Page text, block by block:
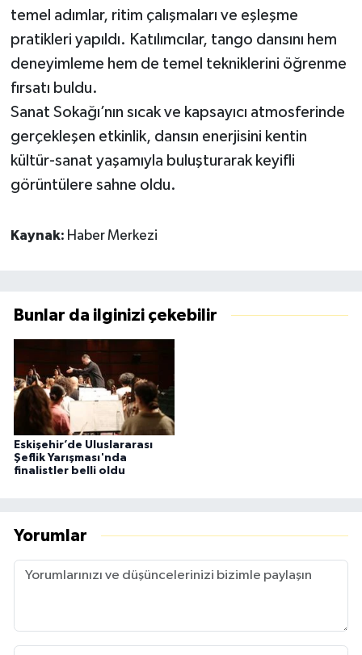
temel adımlar, ritim çalışmaları ve eşleşme
pratikleri yapıldı. Katılımcılar, tango dansını hem
deneyimleme hem de temel tekniklerini öğrenme
fırsatı buldu.
Sanat Sokağı’nın sıcak ve kapsayıcı atmosferinde
gerçekleşen etkinlik, dansın enerjisini kentin
kültür-sanat yaşamıyla buluşturarak keyifli
görüntülere sahne oldu.
Kaynak: Haber Merkezi
Bunlar da ilginizi çekebilir
Eskişehir’de Uluslararası
Şeflik Yarışması'nda
finalistler belli oldu
Yorumlar